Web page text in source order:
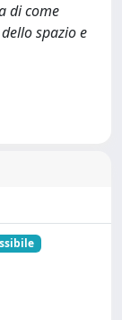
di come
spazio e